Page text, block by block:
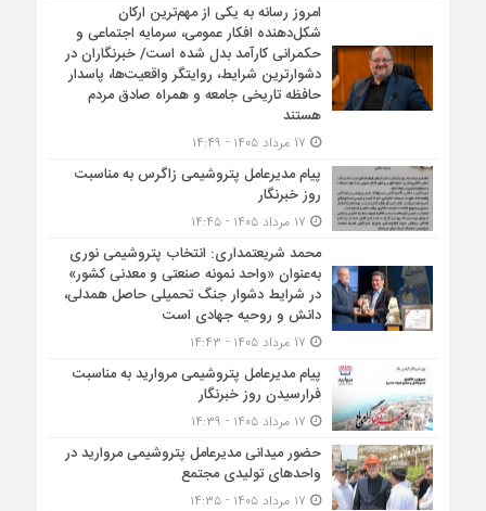
امروز رسانه به یکی از مهم‌ترین ارکان
شکل‌دهنده افکار عمومی، سرمایه اجتماعی و
حکمرانی کارآمد بدل شده است/ خبرنگاران در
دشوارترین شرایط، روایتگر واقعیت‌ها، پاسدار
حافظه تاریخی جامعه و همراه صادق مردم
هستند
پیام مدیرعامل پتروشیمی زاگرس به مناسبت
روز خبرنگار
محمد شریعتمداری: انتخاب پتروشیمی نوری
به‌عنوان «واحد نمونه صنعتی و معدنی کشور»
در شرایط دشوار جنگ تحمیلی حاصل همدلی،
دانش و روحیه جهادی است
پیام مدیرعامل پتروشیمی مروارید به مناسبت
فرارسیدن روز خبرنگار
حضور میدانی مدیرعامل پتروشیمی مروارید در
واحدهای تولیدی مجتمع